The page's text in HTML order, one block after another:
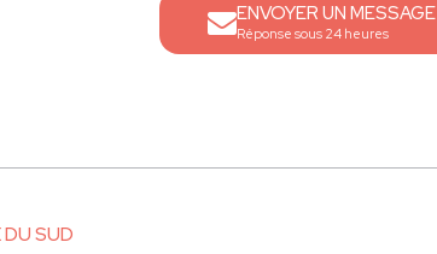
ENVOYER UN MESSAGE
Réponse sous 24 heures
SUD